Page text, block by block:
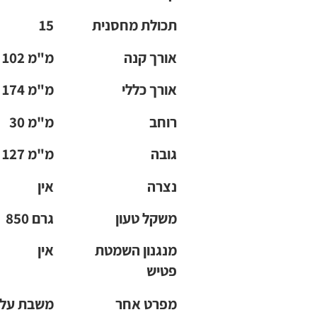
15
102 מ"מ
174 מ"מ
30 מ"מ
127 מ"מ
אין
850 גרם
אין
משבת
תכולת מחסנית
אורך קנה
אורך כללי
רוחב
גובה
נצרה
משקל טעון
מנגנון השמטת
פטיש
מפרט אחר